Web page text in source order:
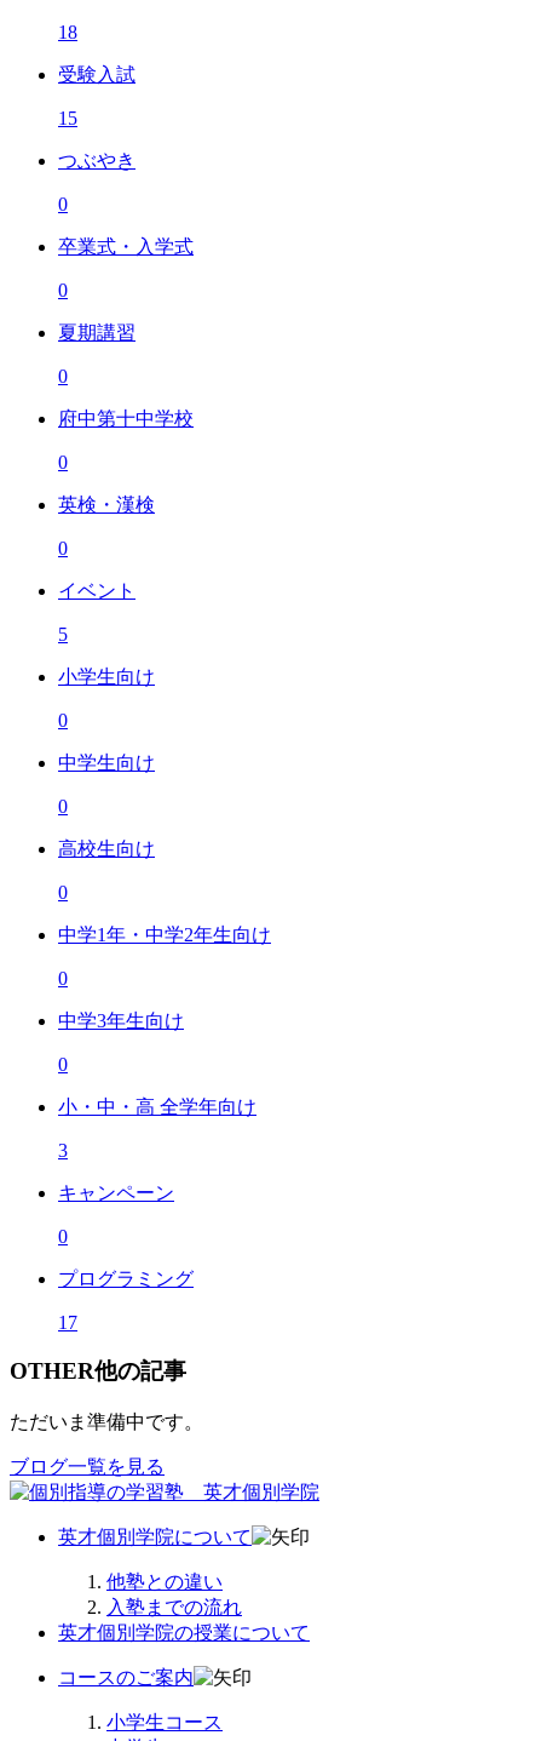
18
受験入試
15
つぶやき
0
卒業式・入学式
0
夏期講習
0
府中第十中学校
0
英検・漢検
0
イベント
5
小学生向け
0
中学生向け
0
高校生向け
0
中学1年・中学2年生向け
0
中学3年生向け
0
小・中・高 全学年向け
3
キャンペーン
0
プログラミング
17
OTHER他の記事
ただいま準備中です。
ブログ一覧を見る
英才個別学院について
他塾との違い
入塾までの流れ
英才個別学院の授業について
コースのご案内
小学生コース